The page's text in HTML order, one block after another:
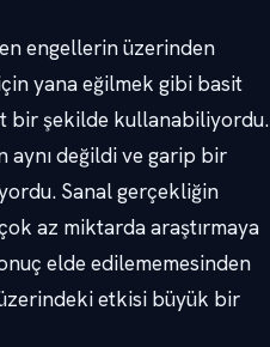
engellerin üzerinden
yana eğilmek gibi basit
bir şekilde kullanabiliyordu.
değildi ve garip bir
Sanal gerçekliğin
az miktarda araştırmaya
elde edilememesinden
etkisi büyük bir